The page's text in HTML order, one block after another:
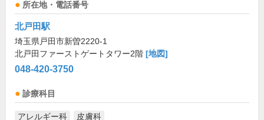
所在地・電話番号
北戸田駅
埼玉県戸田市新曽2220-1
北戸田ファーストゲートタワー2階 [地図]
048-420-3750
診療科目
アレルギー科 皮膚科